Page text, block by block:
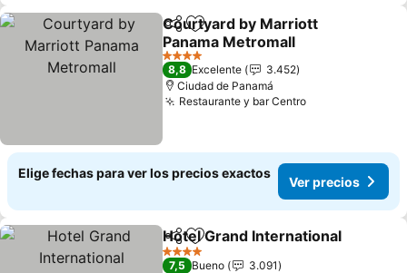
CompartirAgregar a favoritos
Courtyard by Marriott
Panama Metromall
Ver precios
4 Estrellas
8,8 Excelente
3.452
Ciudad de Panamá
Restaurante y bar CentroVer precios
Elige fechas para ver los precios exactos
Ver precios
CompartirAgregar a favoritos
Hotel Grand International
4 Estrellas
7,5 Bueno
3.091